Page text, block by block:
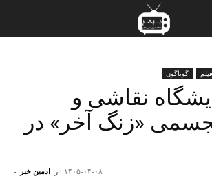
گوناگون
نقاشی و
«زنگ آخر» در
از ادمین خبر - ۱۴۰۵-۰۴-۰۸